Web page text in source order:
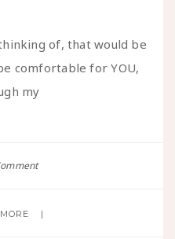
of, that would be
comfortable for YOU,
my